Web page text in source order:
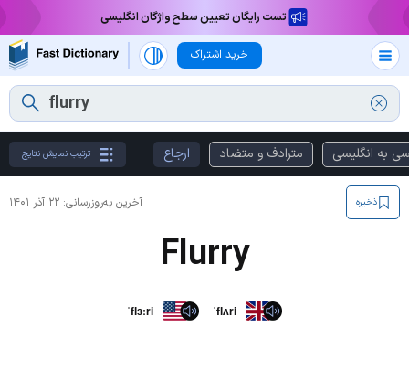
تست رایگان تعیین سطح واژگان انگلیسی
خرید اشتراک
به انگلیسی مترادف و متضاد ارجاع ترتیب نمایش نتایج
آخرین به‌روزرسانی: ۲۲ آذر ۱۴۰۱ ذخیره
Flurry
ˈflɜːri ˈflʌri